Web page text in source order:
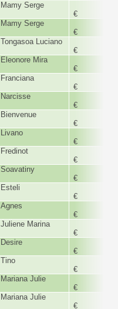
Mamy Serge
€
Mamy Serge
€
Tongasoa Luciano
€
Eleonore Mira
€
Franciana
€
Narcisse
€
Bienvenue
€
Livano
€
Fredinot
€
Soavatiny
€
Esteli
€
Agnes
€
Juliene Marina
€
Desire
€
Tino
€
Mariana Julie
€
Mariana Julie
€